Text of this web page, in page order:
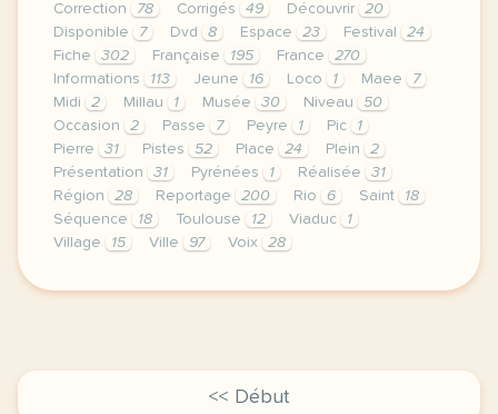
Correction
78 Corrigés 49 Découvrir
20
Disponible
7 Dvd 8 Espace 23 Festival
24
Fiche
302 Française 195 France
270
Informations
113 Jeune 16 Loco 1 Maee
7
Midi
2 Millau 1 Musée 30 Niveau
50
Occasion
2 Passe 7 Peyre 1 Pic
1
Pierre
31 Pistes 52 Place 24 Plein
2
Présentation
31 Pyrénées 1 Réalisée
31
Région
28 Reportage 200 Rio 6 Saint
18
Séquence
18 Toulouse 12 Viaduc
1
Village
15 Ville 97 Voix 28
le respect de votre vie privee est une priorite
<< Début